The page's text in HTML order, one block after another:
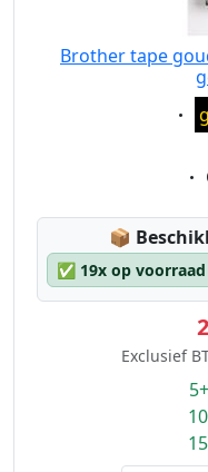
Brother tape
📦
✅ 19x op
Exclusief